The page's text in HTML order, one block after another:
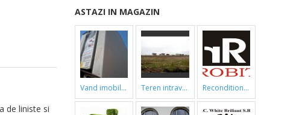
de liniste si
ASTAZI IN MAGAZIN
vand imobil ,790m,piata gorjului,pret negociabil teren intravilan reconditionari cazi de baie